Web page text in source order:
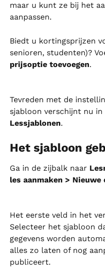
maar u kunt ze bij het
aanpassen.
Biedt u kortingsprijzen
senioren, studenten)?
prijsoptie toevoegen.
Tevreden met de
sjabloon verschijnt nu
Lessjablonen.
Het sjabloon
Ga in de zijbalk naar
les aanmaken > Nieuwe
Het eerste veld in het
Selecteer het sjabloon
gegevens worden
alles zo laten of nog
publiceert.